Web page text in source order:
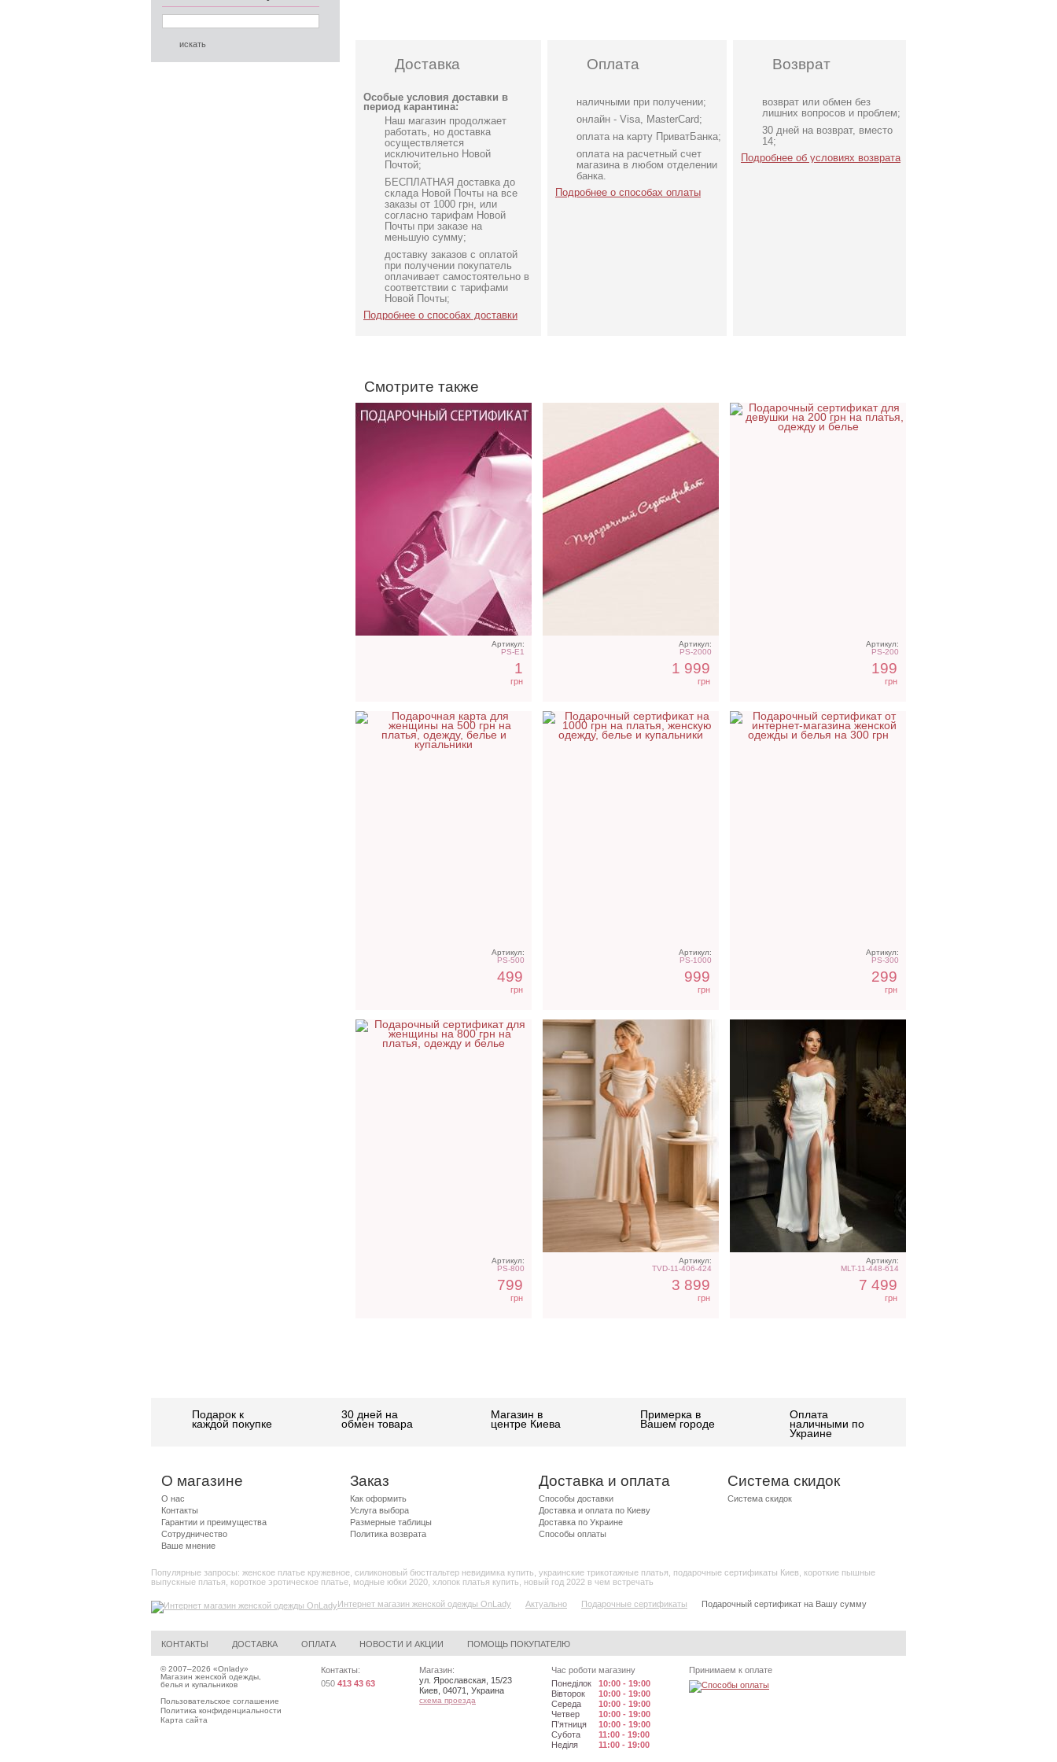
Доставка
Особые условия доставки в
период карантина:
Наш магазин продолжает
работать, но доставка
осуществляется
исключительно Новой
Почтой;
БЕСПЛАТНАЯ доставка до
склада Новой Почты на все
заказы от 1000 грн, или
согласно тарифам Новой
Почты при заказе на
меньшую сумму;
доставку заказов с оплатой
при получении покупатель
оплачивает самостоятельно в
соответствии с тарифами
Новой Почты;
Подробнее о способах доставки
Оплата
наличными при получении;
онлайн - Visa, MasterCard;
оплата на карту ПриватБанка;
оплата на расчетный счет
магазина в любом отделении
банка.
Подробнее о способах оплаты
Возврат
возврат или обмен без
лишних вопросов и проблем;
30 дней на возврат, вместо
14;
Подробнее об условиях возврата
Смотрите также
Электронный подарочный
сертификат на Вашу
сумму
Артикул:
PS-E1
1
грн
Артикул:
PS-2000
1 999
грн
Артикул:
PS-200
199
грн
Подарочный сертификат
на 500 грн
Артикул:
PS-500
499
грн
Подарочный сертификат
Артикул:
PS-1000
999
грн
Артикул:
PS-300
299
грн
Артикул:
PS-800
799
грн
Артикул:
TVD-11-406-424
3 899
грн
Артикул:
MLT-11-448-614
7 499
грн
Подарок к
каждой покупке
30 дней на
обмен товара
Магазин в
центре Киева
Примерка в
Вашем городе
Оплата
наличными по
Украине
О магазине
О нас
Контакты
Гарантии и преимущества
Сотрудничество
Ваше мнение
Заказ
Как оформить
Услуга выбора
Размерные таблицы
Политика возврата
Доставка и оплата
Способы доставки
Доставка и оплата по Киеву
Доставка по Украине
Способы оплаты
Система скидок
Система скидок
Популярные запросы: женское платье кружевное силиконовый бюстгальтер невидимка купить украинские трикотажные платья подарочные сертификаты Киев
короткие пышные
выпускные платья
короткое эротическое платье модные юбки 2020 хлопок платья купить новый год 2022 в чем встречать
Интернет магазин женской одежды OnLady Актуально Подарочные сертификаты Подарочный сертификат на Вашу сумму
КОНТАКТЫ ДОСТАВКА ОПЛАТА НОВОСТИ И АКЦИИ ПОМОЩЬ ПОКУПАТЕЛЮ
© 2007–2026 «Onlady»
Магазин женской одежды,
белья и купальников
Пользовательское соглашение
Политика конфиденциальности
Карта сайта
Контакты:
050 413 43 63
Магазин:
ул. Ярославская, 15/23
Киев 04071 Украина
схема проезда
Час роботи магазину
Понеділок
10:00 - 19:00
Вівторок
10:00 - 19:00
Середа
10:00 - 19:00
Четвер
10:00 - 19:00
П'ятниця
10:00 - 19:00
Субота
11:00 - 19:00
Неділя
11:00 - 19:00
Принимаем к оплате